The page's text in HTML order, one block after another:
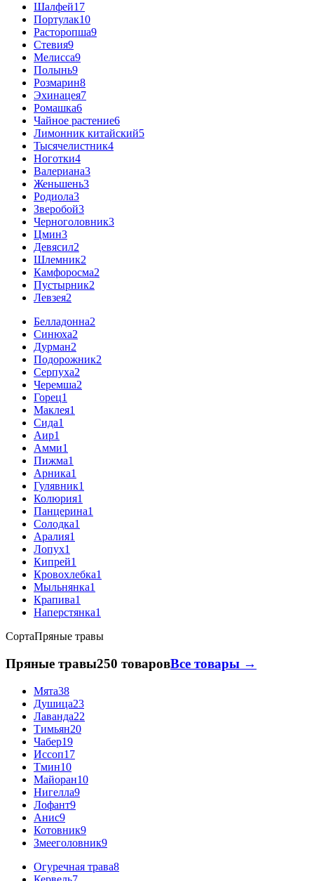
Шалфей17
Портулак10
Расторопша9
Стевия9
Мелисса9
Полынь9
Розмарин8
Эхинацея7
Ромашка6
Чайное растение6
Лимонник китайский5
Тысячелистник4
Ноготки4
Валериана3
Женьшень3
Родиола3
Зверобой3
Черноголовник3
Цмин3
Девясил2
Шлемник2
Камфоросма2
Пустырник2
Левзея2
Белладонна2
Синюха2
Дурман2
Подорожник2
Серпуха2
Черемша2
Горец1
Маклея1
Сида1
Аир1
Амми1
Пижма1
Арника1
Гулявник1
Колюрия1
Панцерина1
Солодка1
Аралия1
Лопух1
Кипрей1
Кровохлебка1
Мыльнянка1
Крапива1
Наперстянка1
СортаПряные травы
Пряные травы250 товаровВсе товары →
Мята38
Душица23
Лаванда22
Тимьян20
Чабер19
Иссоп17
Тмин10
Майоран10
Нигелла9
Лофант9
Анис9
Котовник9
Змееголовник9
Огуречная трава8